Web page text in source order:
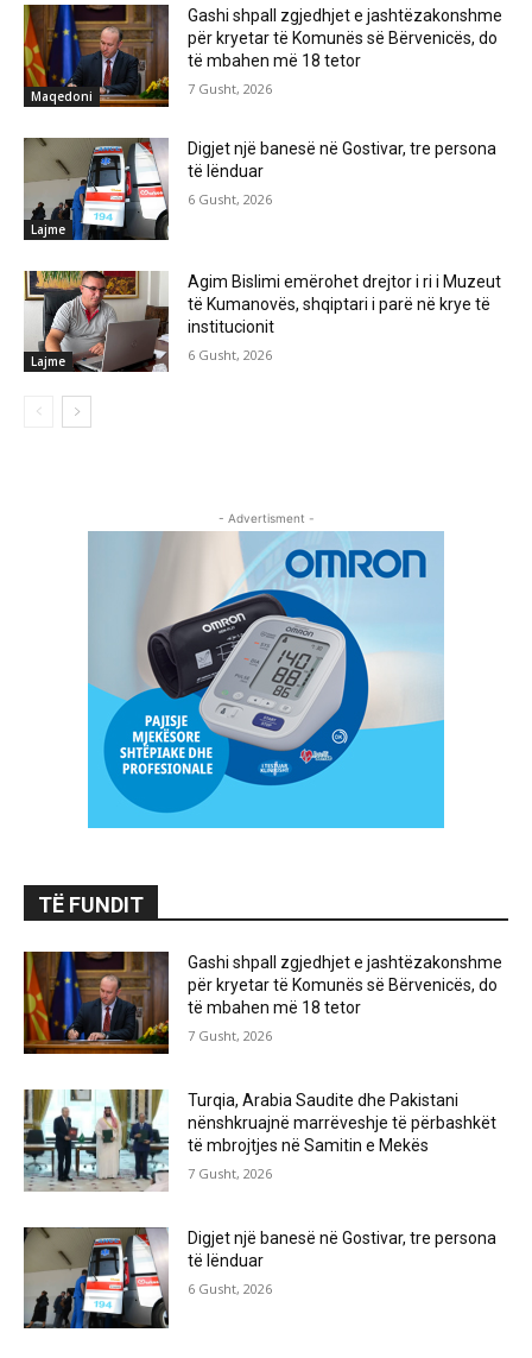
Maqedoni
Gashi shpall zgjedhjet e jashtëzakonshme
për kryetar të Komunës së Bërvenicës, do
të mbahen më 18 tetor
7 Gusht, 2026
Lajme
Digjet një banesë në Gostivar, tre persona
të lënduar
6 Gusht, 2026
Lajme
Agim Bislimi emërohet drejtor i ri i Muzeut
të Kumanovës, shqiptari i parë në krye të
institucionit
6 Gusht, 2026
- Advertisment -
TË FUNDIT
Gashi shpall zgjedhjet e jashtëzakonshme
për kryetar të Komunës së Bërvenicës, do
të mbahen më 18 tetor
7 Gusht, 2026
Turqia, Arabia Saudite dhe Pakistani
nënshkruajnë marrëveshje të përbashkët
të mbrojtjes në Samitin e Mekës
7 Gusht, 2026
Digjet një banesë në Gostivar, tre persona
të lënduar
6 Gusht, 2026